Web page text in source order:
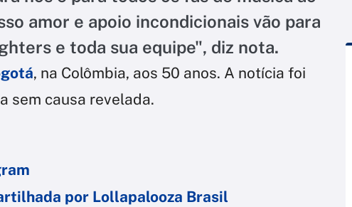
amor e apoio incondicionais vão para
e toda sua equipe", diz nota.
, na Colômbia, aos 50 anos. A notícia foi
sem causa revelada.
por Lollapalooza Brasil